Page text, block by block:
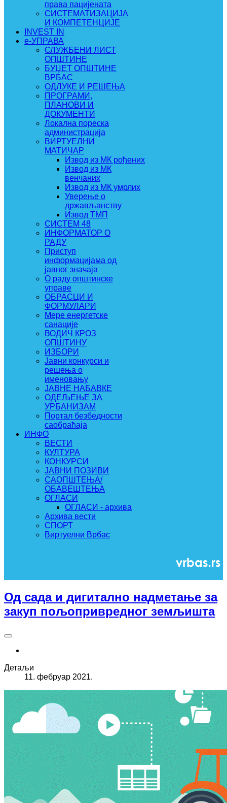
права пацијената
СИСТЕМАТИЗАЦИЈА
И КОМПЕТЕНЦИЈЕ
INVEST IN
e-УПРАВА
СЛУЖБЕНИ ЛИСТ
ОПШТИНЕ
БУЏЕТ ОПШТИНЕ
ВРБАС
ОДЛУКЕ И РЕШЕЊА
ПРОГРАМИ,
ПЛАНОВИ И
ДОКУМЕНТИ
Локална пореска
администрација
ВИРТУЕЛНИ
МАТИЧАР
Извод из МК рођених
Извод из МК
венчаних
Извод из МК умрлих
Уверење о
држављанству
Извод ТМП
СИСТЕМ 48
ИНФОРМАТОР О
РАДУ
Приступ
информацијама од
јавног значаја
О раду општинске
управе
ОБРАСЦИ И
ФОРМУЛАРИ
Мере енергетске
санације
ВОДИЧ КРОЗ
ОПШТИНУ
ИЗБОРИ
Јавни конкурси и
решења о
именовању
ЈАВНЕ НАБАВКЕ
ОДЕЉЕЊЕ ЗА
УРБАНИЗАМ
Портал безбедности
саобраћаја
ИНФО
ВЕСТИ
КУЛТУРА
КОНКУРСИ
ЈАВНИ ПОЗИВИ
САОПШТЕЊА/
ОБАВЕШТЕЊА
ОГЛАСИ
ОГЛАСИ - архива
Архива вести
СПОРТ
Виртуелни Врбас
Од сада и дигитално надметање за
закуп пољопривредног земљишта
Детаљи
11. фебруар 2021.